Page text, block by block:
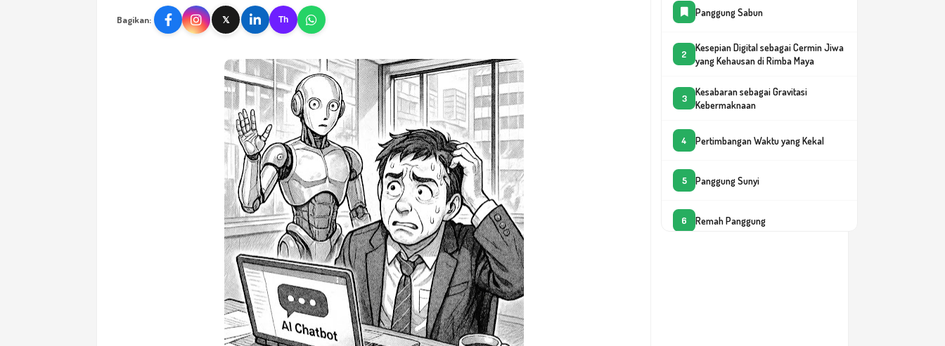
Bagikan: 𝕏 Th
Panggung Sabun
2
Kesepian Digital sebagai Cermin Jiwa
yang Kehausan di Rimba Maya
3
Kesabaran sebagai Gravitasi
Kebermaknaan
4 Pertimbangan Waktu yang Kekal
5 Panggung Sunyi
6 Remah Panggung